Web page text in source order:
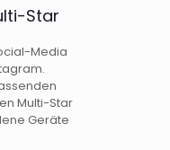
Star
Media
Multi-Star
Geräte